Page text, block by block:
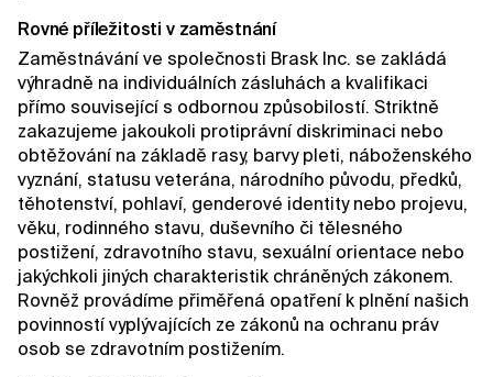
Rovné příležitosti v zaměstnání
Zaměstnávání ve společnosti Brask Inc. se zakládá
výhradně na individuálních zásluhách a kvalifikaci
přímo související s odbornou způsobilostí. Striktně
zakazujeme jakoukoli protiprávní diskriminaci nebo
obtěžování na základě rasy, barvy pleti, náboženského
vyznání, statusu veterána, národního původu, předků,
těhotenství, pohlaví, genderové identity nebo projevu,
věku, rodinného stavu, duševního či tělesného
postižení, zdravotního stavu, sexuální orientace nebo
jakýchkoli jiných charakteristik chráněných zákonem.
Rovněž provádíme přiměřená opatření k plnění našich
povinností vyplývajících ze zákonů na ochranu práv
osob se zdravotním postižením.